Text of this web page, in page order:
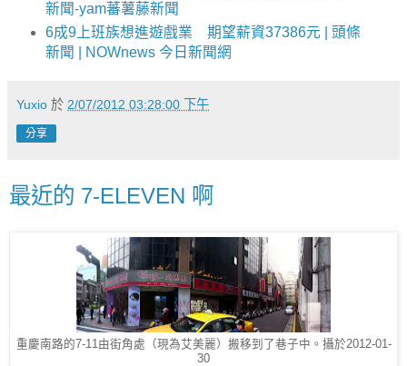
新聞-yam蕃薯藤新聞
6成9上班族想進遊戲業 期望薪資37386元 | 頭條
新聞 | NOWnews 今日新聞網
Yuxio 於 2/07/2012 03:28:00 下午
分享
最近的 7-ELEVEN 啊
重慶南路的7-11由街角處（現為艾美麗）搬移到了巷子中。攝於2012-01-
30